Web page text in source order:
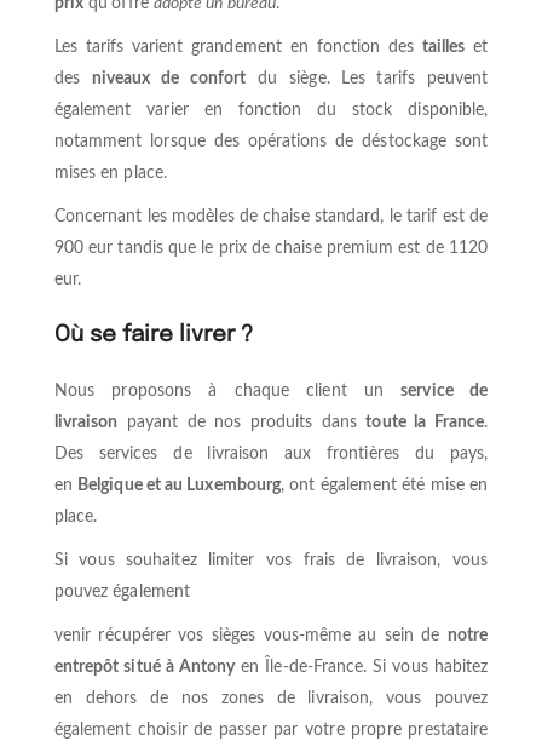
prix qu’offre adopte un bureau.
Les tarifs varient grandement en fonction des tailles et
des niveaux de confort du siège. Les tarifs peuvent
également varier en fonction du stock disponible,
notamment lorsque des opérations de déstockage sont
mises en place.
Concernant les modèles de chaise standard, le tarif est de
900 eur tandis que le prix de chaise premium est de 1120
eur.
Où se faire livrer ?
Nous proposons à chaque client unservice de
livraison
payant de nos produits danstoute la France.
Des services de livraison aux frontières du pays,
en Belgique et au Luxembourg, ont également été mise en
place.
Si vous souhaitez limiter vos frais de livraison, vous
pouvez également
venir récupérer vos sièges vous-même au sein de notre
entrepôt situé à Antonyen Île-de-France. Si vous habitez
en dehors de nos zones de livraison, vous pouvez
également choisir de passer par votre propre prestataire